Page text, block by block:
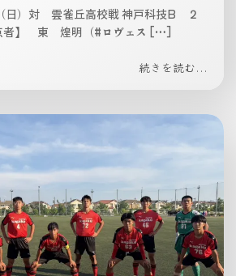
日）対 雲雀丘高校戦 神戸科技B ２
者】 東 煌明（#ロヴェス […]
続きを読む...